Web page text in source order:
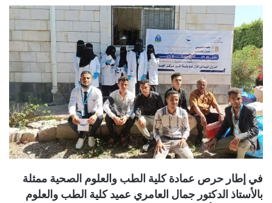
في إطار حرص عمادة كلية الطب والعلوم الصحية ممثلة
بالأستاذ الدكتور جمال العامري عميد كلية الطب والعلوم